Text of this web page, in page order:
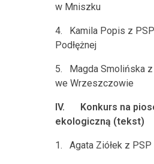
w Mniszku
4.
Kamila Popis z
Podłężnej
5.
Magda Smolińska
we Wrzeszczowie
IV.
Konkurs na
ekologiczną (tekst)
1. Agata Ziółek z